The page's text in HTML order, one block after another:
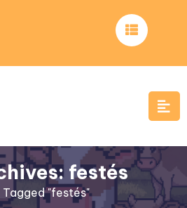
festés
Tagged "festés"